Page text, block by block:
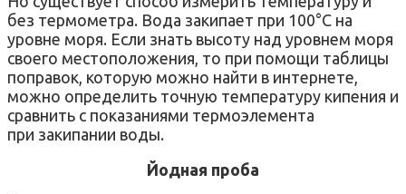
без термометра. Вода закипает при 100°C на
уровне моря. Если знать высоту над уровнем моря
своего местоположения, то при помощи таблицы
поправок, которую можно найти в интернете,
можно определить точную температуру кипения и
сравнить с показаниями термоэлемента
при закипании воды.
Йодная проба